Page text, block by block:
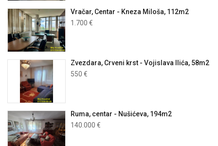
Vračar, Centar - Kneza Miloša, 112m2
1.700 €
Zvezdara, Crveni krst - Vojislava Ilića, 58m2
550 €
Ruma, centar - Nušićeva, 194m2
140.000 €